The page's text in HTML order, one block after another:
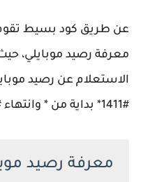
عن طريق كود بسيط
الاستعلام عن رصيد
#1411* بداية من * وانتهاء #.
معرفة رصيد